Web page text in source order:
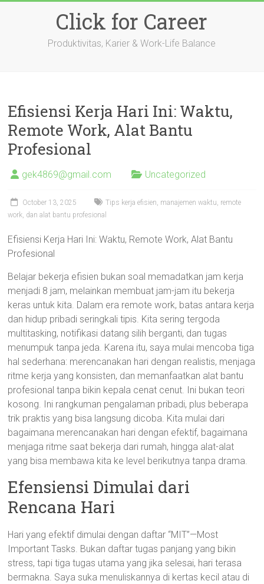
Click for Career
Produktivitas, Karier & Work-Life Balance
Efisiensi Kerja Hari Ini: Waktu,
Remote Work, Alat Bantu
Profesional
gek4869@gmail.com Uncategorized
October 13, 2025
Tips kerja efisien, manajemen waktu, remote
work, dan alat bantu profesional
Efisiensi Kerja Hari Ini: Waktu, Remote Work, Alat Bantu
Profesional
Belajar bekerja efisien bukan soal memadatkan jam kerja
menjadi 8 jam, melainkan membuat jam-jam itu bekerja
keras untuk kita. Dalam era remote work, batas antara kerja
dan hidup pribadi seringkali tipis. Kita sering tergoda
multitasking, notifikasi datang silih berganti, dan tugas
menumpuk tanpa jeda. Karena itu, saya mulai mencoba tiga
hal sederhana: merencanakan hari dengan realistis, menjaga
ritme kerja yang konsisten, dan memanfaatkan alat bantu
profesional tanpa bikin kepala cenat cenut. Ini bukan teori
kosong. Ini rangkuman pengalaman pribadi, plus beberapa
trik praktis yang bisa langsung dicoba. Kita mulai dari
bagaimana merencanakan hari dengan efektif, bagaimana
menjaga ritme saat bekerja dari rumah, hingga alat-alat
yang bisa membawa kita ke level berikutnya tanpa drama.
Efensiensi Dimulai dari
Rencana Hari
Hari yang efektif dimulai dengan daftar “MIT”—Most
Important Tasks. Bukan daftar tugas panjang yang bikin
stress, tapi tiga tugas utama yang jika selesai, hari terasa
bermakna. Saya suka menuliskannya di kertas kecil atau di